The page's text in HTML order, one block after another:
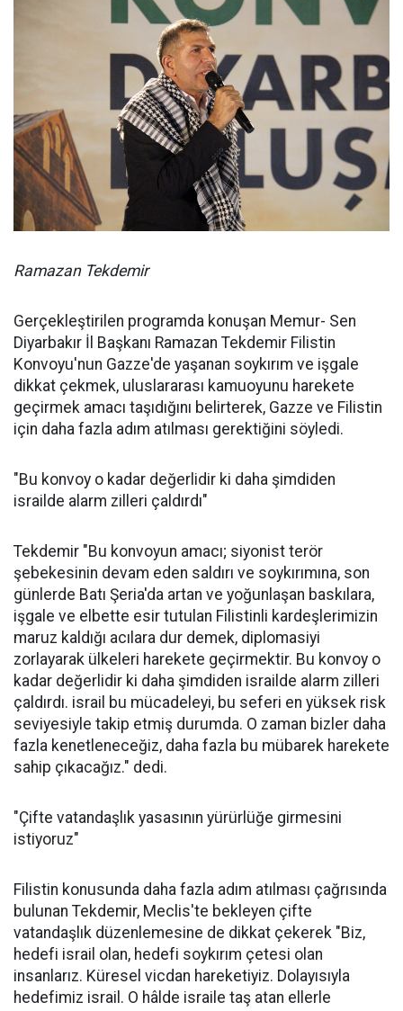
Ramazan Tekdemir
Gerçekleştirilen programda konuşan Memur- Sen
Diyarbakır İl Başkanı Ramazan Tekdemir Filistin
Konvoyu'nun Gazze'de yaşanan soykırım ve işgale
dikkat çekmek, uluslararası kamuoyunu harekete
geçirmek amacı taşıdığını belirterek, Gazze ve Filistin
için daha fazla adım atılması gerektiğini söyledi.
"Bu konvoy o kadar değerlidir ki daha şimdiden
israilde alarm zilleri çaldırdı"
Tekdemir "Bu konvoyun amacı; siyonist terör
şebekesinin devam eden saldırı ve soykırımına, son
günlerde Batı Şeria'da artan ve yoğunlaşan baskılara,
işgale ve elbette esir tutulan Filistinli kardeşlerimizin
maruz kaldığı acılara dur demek, diplomasiyi
zorlayarak ülkeleri harekete geçirmektir. Bu konvoy o
kadar değerlidir ki daha şimdiden israilde alarm zilleri
çaldırdı. israil bu mücadeleyi, bu seferi en yüksek risk
seviyesiyle takip etmiş durumda. O zaman bizler daha
fazla kenetleneceğiz, daha fazla bu mübarek harekete
sahip çıkacağız." dedi.
"Çifte vatandaşlık yasasının yürürlüğe girmesini
istiyoruz"
Filistin konusunda daha fazla adım atılması çağrısında
bulunan Tekdemir, Meclis'te bekleyen çifte
vatandaşlık düzenlemesine de dikkat çekerek "Biz,
hedefi israil olan, hedefi soykırım çetesi olan
insanlarız. Küresel vicdan hareketiyiz. Dolayısıyla
hedefimiz israil. O hâlde israile taş atan ellerle